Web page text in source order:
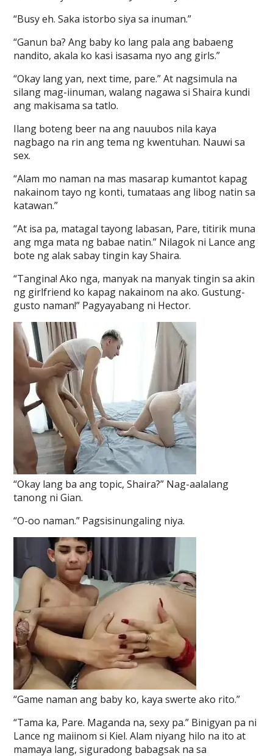
“Busy eh. Saka istorbo siya sa inuman.”
“Ganun ba? Ang baby ko lang pala ang babaeng
nandito, akala ko kasi isasama nyo ang girls.”
“Okay lang yan, next time, pare.” At nagsimula na
silang mag-iinuman, walang nagawa si Shaira kundi
ang makisama sa tatlo.
Ilang boteng beer na ang nauubos nila kaya
nagbago na rin ang tema ng kwentuhan. Nauwi sa
sex.
“Alam mo naman na mas masarap kumantot kapag
nakainom tayo ng konti, tumataas ang libog natin sa
katawan.”
“At isa pa, matagal tayong labasan, Pare, titirik muna
ang mga mata ng babae natin.” Nilagok ni Lance ang
bote ng alak sabay tingin kay Shaira.
“Tangina! Ako nga, manyak na manyak tingin sa akin
ng girlfriend ko kapag nakainom na ako. Gustung-
gusto naman!” Pagyayabang ni Hector.
“Okay lang ba ang topic, Shaira?” Nag-aalalang
tanong ni Gian.
“O-oo naman.” Pagsisinungaling niya.
“Game naman ang baby ko, kaya swerte ako rito.”
“Tama ka, Pare. Maganda na, sexy pa.” Binigyan pa ni
Lance ng maiinom si Kiel. Alam niyang hilo na ito at
mamaya lang, siguradong babagsak na sa